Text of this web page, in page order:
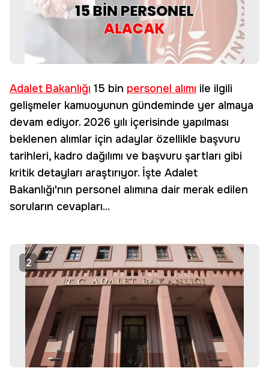
Adalet Bakanlığı 15 bin personel alımı ile ilgili
gelişmeler kamuoyunun gündeminde yer almaya
devam ediyor. 2026 yılı içerisinde yapılması
beklenen alımlar için adaylar özellikle başvuru
tarihleri, kadro dağılımı ve başvuru şartları gibi
kritik detayları araştırıyor. İşte Adalet
Bakanlığı'nın personel alımına dair merak edilen
soruların cevapları...
2